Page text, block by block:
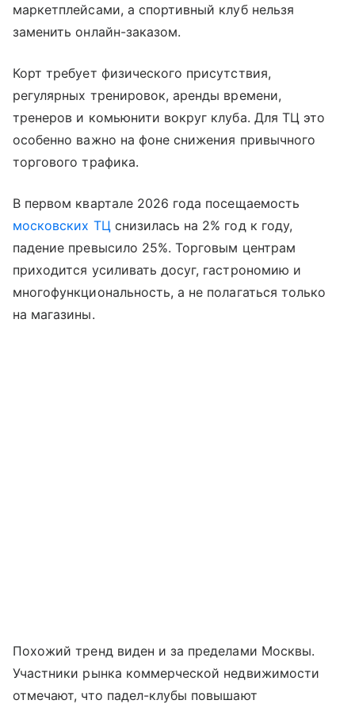
маркетплейсами, а спортивный клуб нельзя
заменить онлайн-заказом.
Корт требует физического присутствия,
регулярных тренировок, аренды времени,
тренеров и комьюнити вокруг клуба. Для ТЦ это
особенно важно на фоне снижения привычного
торгового трафика.
В первом квартале 2026 года посещаемость
московских ТЦ снизилась на 2% год к году,
падение превысило 25%. Торговым центрам
приходится усиливать досуг, гастрономию и
многофункциональность, а не полагаться только
на магазины.
Похожий тренд виден и за пределами Москвы.
Участники рынка коммерческой недвижимости
отмечают, что падел-клубы повышают